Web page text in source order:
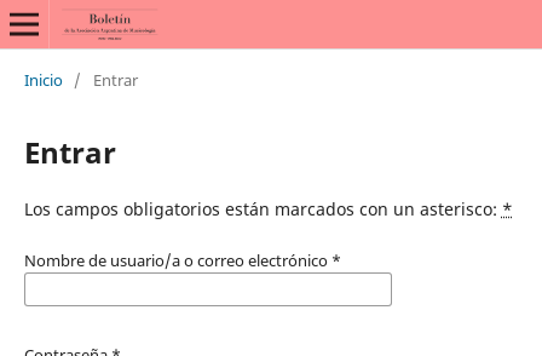
Inicio / Entrar
Entrar
Los campos obligatorios están marcados con un asterisco: *
Nombre de usuario/a o correo electrónico *